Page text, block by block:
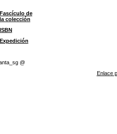
Fascículo de
la colección
ISBN
Expedición
@
Enlace